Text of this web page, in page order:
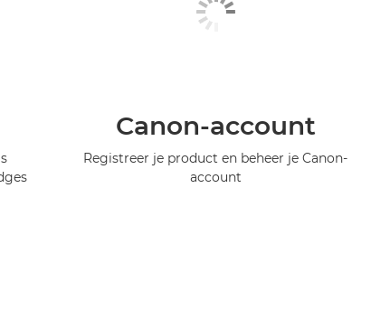
Canon-account
Registreer je product en beheer je Canon-
account